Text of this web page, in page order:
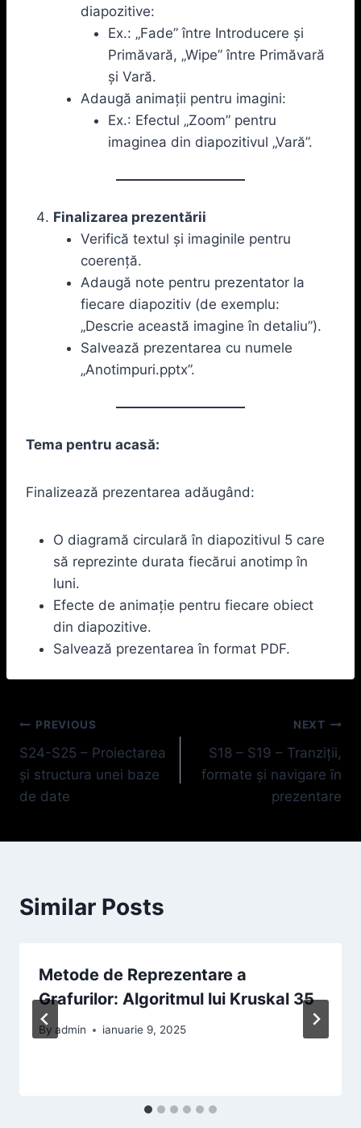
diapozitive:
Ex.: „Fade” între Introducere și
Primăvară, „Wipe” între Primăvară
și Vară.
Adaugă animații pentru imagini:
Ex.: Efectul „Zoom” pentru
imaginea din diapozitivul „Vară”.
Finalizarea prezentării
Verifică textul și imaginile pentru
coerență.
Adaugă note pentru prezentator la
fiecare diapozitiv (de exemplu:
„Descrie această imagine în detaliu”).
Salvează prezentarea cu numele
„Anotimpuri.pptx”.
Tema pentru acasă:
Finalizează prezentarea adăugând:
O diagramă circulară în diapozitivul 5 care
să reprezinte durata fiecărui anotimp în
luni.
Efecte de animație pentru fiecare obiect
din diapozitive.
Salvează prezentarea în format PDF.
Navigare
în
articole
PREVIOUS
S24-S25 – Proiectarea
și structura unei baze
de date
NEXT
S18 – S19 – Tranziții,
formate și navigare în
prezentare
Similar Posts
Metode de Reprezentare a
Grafurilor: Algoritmul lui Kruskal 35
By admin ianuarie 9, 2025